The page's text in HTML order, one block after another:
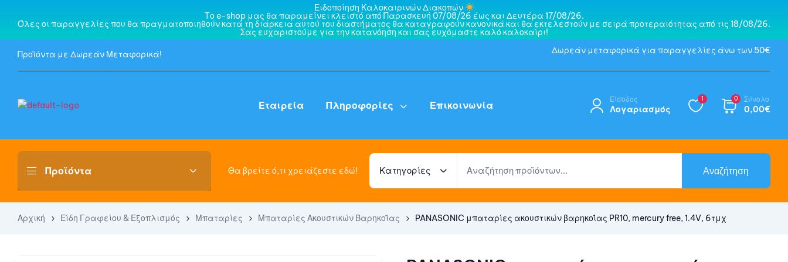
Ειδοποίηση Καλοκαιρινών Διακοπών
Το e-shop μας θα παραμείνει κλειστό από Παρασκευή 07/08/26 έως και Δευτέρα 17/08/26.
Όλες οι παραγγελίες που θα πραγματοποιηθούν κατά τη διάρκεια αυτού του διαστήματος θα καταγραφούν κανονικά και θα εκτελεστούν με σειρά προτεραιότητας από τις 18/08/26.
Σας ευχαριστούμε για την κατανόηση και σας ευχόμαστε καλό καλοκαίρι!
Προϊόντα με Δωρεάν Μεταφορικά! Δωρεάν μεταφορικά για παραγγελίες άνω των 50€
Εταιρεία Πληροφορίες Επικοινωνία
Είσοδος
Λογαριασμός
1 0 Σύνολο
0,00€
Θα βρείτε ό,τι χρειάζεστε εδώ! Κατηγορίες Αναζήτηση
Αρχική Είδη Γραφείου & Εξοπλισμός Μπαταρίες Μπαταρίες Ακουστικών Βαρηκοΐας PANASONIC μπαταρίες ακουστικών βαρηκοΐας PR10, mercury free, 1.4V, 6τμχ